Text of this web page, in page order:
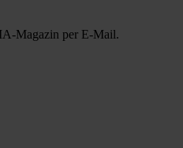
Magazin per E-Mail.